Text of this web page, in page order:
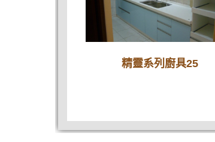
精靈系列廚具25